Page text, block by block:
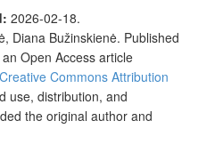
2026-02-18.
Diana Bužinskienė. Published
Open Access article
Creative Commons Attribution
use, distribution, and
the original author and